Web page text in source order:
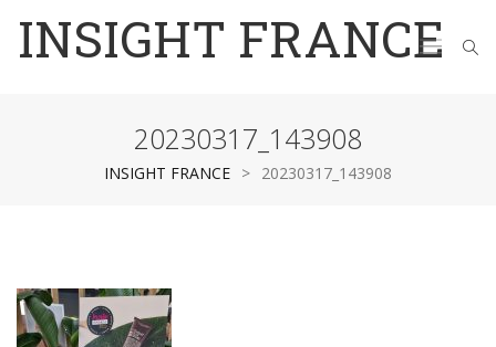
INSIGHT FRANCE
20230317_143908
INSIGHT FRANCE > 20230317_143908